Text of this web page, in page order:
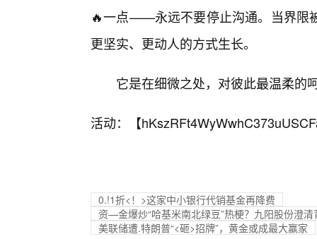
🔥一点——永远不要停止沟通。当界限
更坚实、更动人的方式生长。
它是在细微之处，对彼此最温柔的
活动：【
0.!1折<！>这家中小银行代销基金再降费
资—金爆炒“哈基米南北绿豆”热梗？九阳股份澄
美联储遭.特朗普“<砸>招牌”，黄金或成最大赢家